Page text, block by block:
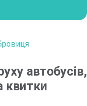
автобусів,
квитки